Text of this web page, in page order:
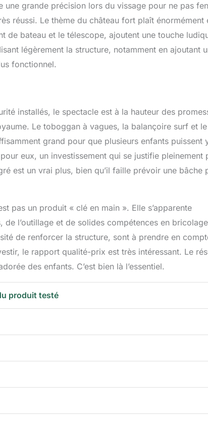
grande précision lors du vissage pour ne pas
réussi. Le thème du château fort plaît énormément
de bateau et le télescope, ajoutent une touche
légèrement la structure, notamment en ajoutant
fonctionnel.
installés, le spectacle est à la hauteur des
Le toboggan à vagues, la balançoire surf et
grand pour que plusieurs enfants puissent
eux, un investissement qui se justifie pleinement
est un vrai plus, bien qu’il faille prévoir une bâche
pas un produit « clé en main ». Elle s’apparente
l’outillage et de solides compétences en
de renforcer la structure, sont à prendre en
le rapport qualité-prix est très intéressant. Le
des enfants. C’est bien là l’essentiel.
produit testé